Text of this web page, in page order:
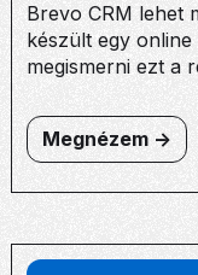
Brevo CRM lehet
készült egy
megismerni ezt a
Megnézem ->